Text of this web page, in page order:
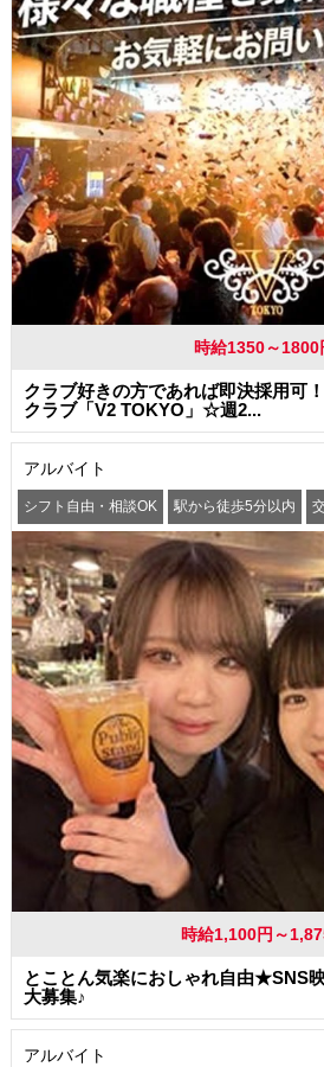
時給1350～1800
クラブ好きの方であれば即決採用可
クラブ「V2 TOKYO」☆週2...
アルバイト
シフト自由・相談OK 駅から徒歩5分以内
時給1,100円～
とことん気楽におしゃれ自由★SNS
大募集♪
アルバイト